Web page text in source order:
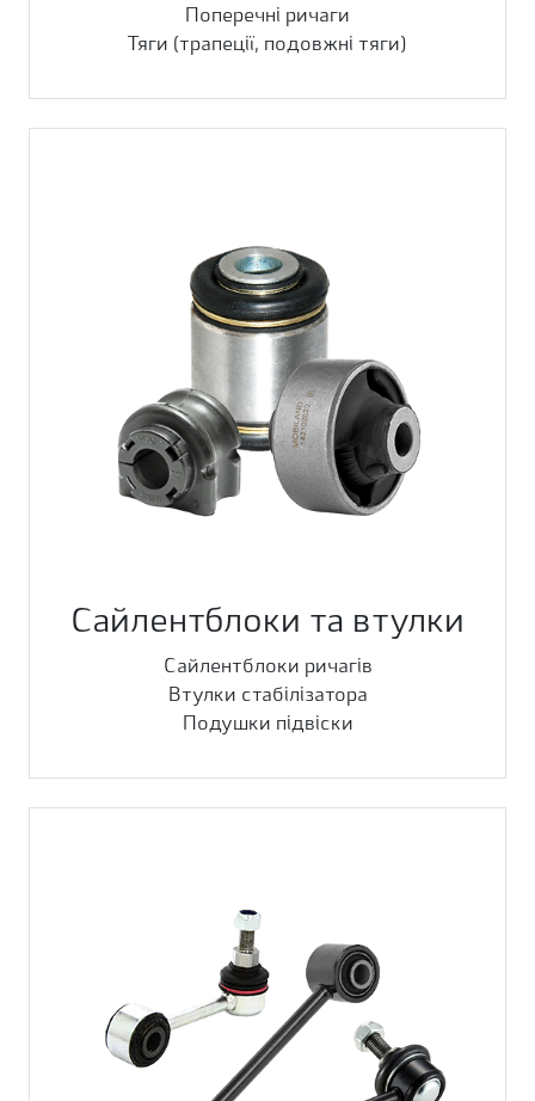
Поперечні ричаги
Тяги (трапеції, подовжні тяги)
Сайлентблоки та втулки
Сайлентблоки ричагів
Втулки стабілізатора
Подушки підвіски